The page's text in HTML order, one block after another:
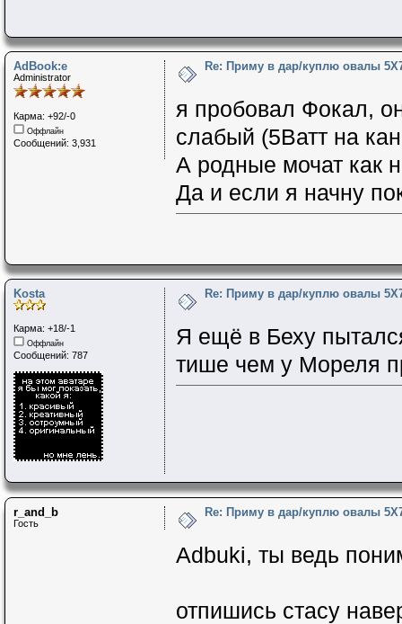
AdBook:e
Administrator
Карма: +92/-0
Оффлайн
Сообщений: 3,931
Re: Приму в дар/куплю овалы
я пробовал Фокал,
слабый (5Ватт на
А родные мочат как
Да и если я начну
Kosta
Карма: +18/-1
Оффлайн
Сообщений: 787
Re: Приму в дар/куплю овалы
Я ещё в Беху
тише чем у Мореля
r_and_b
Гость
Re: Приму в дар/куплю овалы
Adbuki, ты ведь
отпишись стасу